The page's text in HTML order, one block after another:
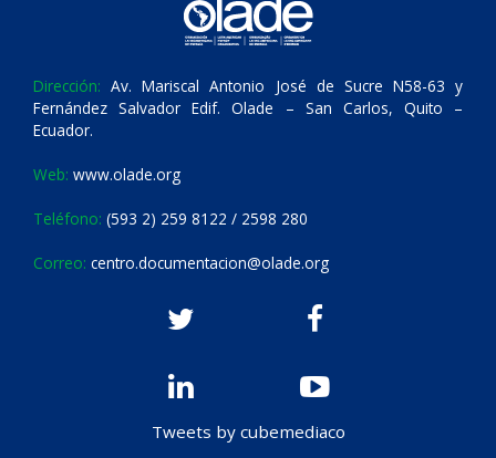
Dirección: Av. Mariscal Antonio José de Sucre N58-63 y
Fernández Salvador Edif. Olade – San Carlos, Quito –
Ecuador.
Web: www.olade.org
Teléfono: (593 2) 259 8122 / 2598 280
Correo: centro.documentacion@olade.org
Tweets by cubemediaco